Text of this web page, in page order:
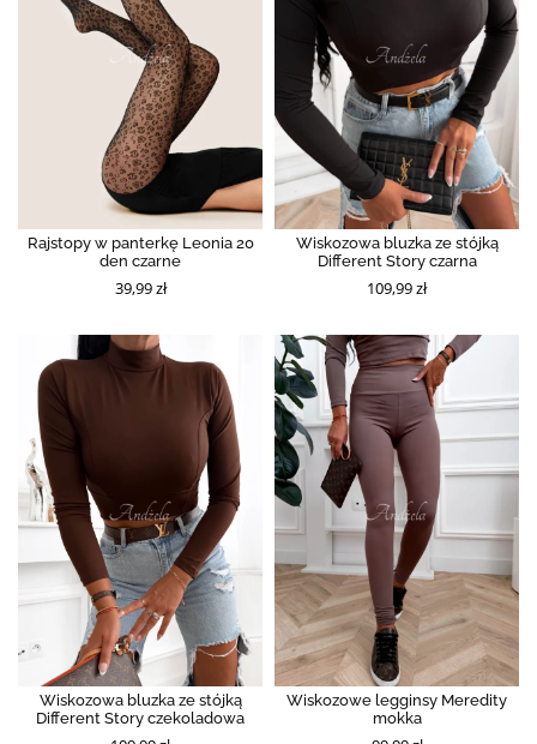
Rajstopy w panterkę Leonia 20
den czarne
39,99 zł
Wiskozowa bluzka ze stójką
Different Story czarna
109,99 zł
Wiskozowa bluzka ze stójką
Different Story czekoladowa
Wiskozowe legginsy Meredity
mokka